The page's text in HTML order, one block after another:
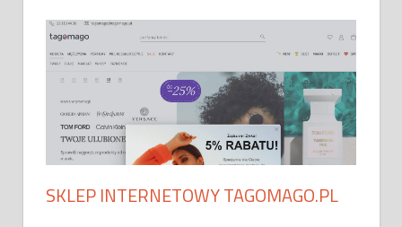
SKLEP INTERNETOWY TAGOMAGO.PL